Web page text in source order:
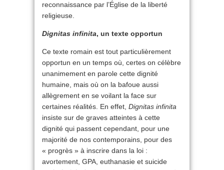
reconnaissance par l’Église de la liberté
religieuse.
Dignitas infinita, un texte opportun
Ce texte romain est tout particulièrement
opportun en un temps où, certes on célèbre
unanimement en parole cette dignité
humaine, mais où on la bafoue aussi
allègrement en se voilant la face sur
certaines réalités. En effet, Dignitas infinita
insiste sur de graves atteintes à cette
dignité qui passent cependant, pour une
majorité de nos contemporains, pour des
« progrès » à inscrire dans la loi :
avortement, GPA, euthanasie et suicide